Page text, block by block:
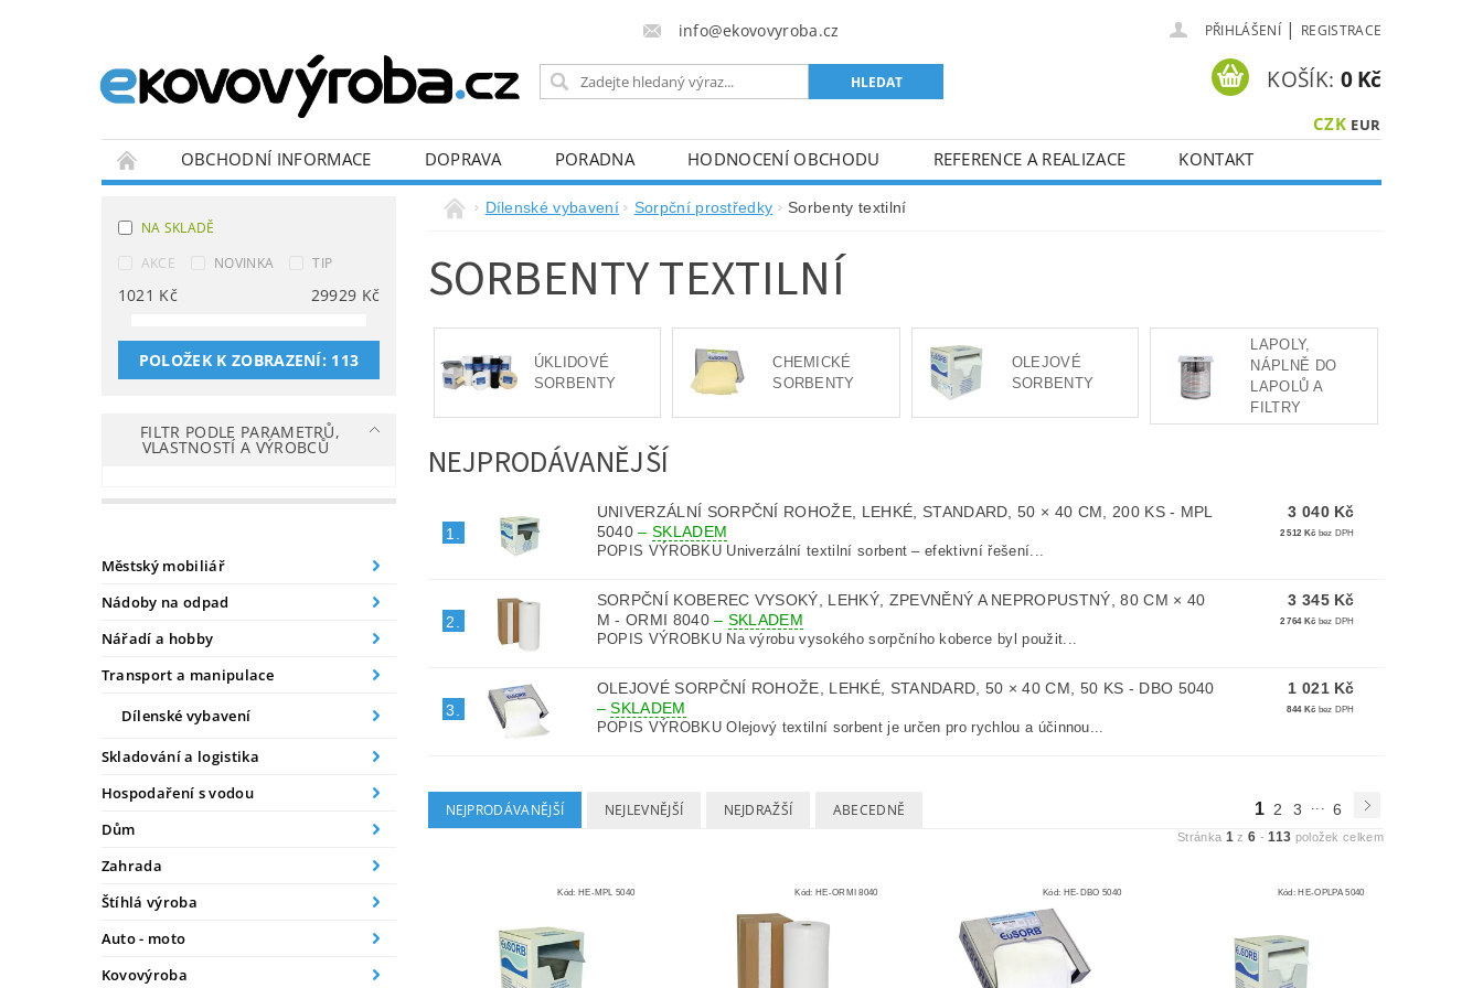
info@ekovovyroba.cz PŘIHLÁŠENÍ | REGISTRACE
CZK EUR
KOŠÍK: 0 Kč
OBCHODNÍ INFORMACE DOPRAVA PORADNA HODNOCENÍ OBCHODU REFERENCE A REALIZACE
KONTAKT
NA SKLADĚ
AKCE
NOVINKA TIP
1021 Kč 29929 Kč
POLOŽEK K ZOBRAZENÍ: 113
FILTR PODLE PARAMETRŮ,
VLASTNOSTÍ A VÝROBCŮ
Městský mobiliář
Nádoby na odpad
Nářadí a hobby
Transport a manipulace
Dílenské vybavení
Skladování a logistika
Hospodaření s vodou
Dům
Zahrada
Štíhlá výroba
Auto - moto
Kovovýroba
Dílenské vybavení Sorpční prostředky Sorbenty textilní
SORBENTY TEXTILNÍ
ÚKLIDOVÉ
SORBENTY
CHEMICKÉ
SORBENTY
OLEJOVÉ
SORBENTY
LAPOLY,
NÁPLNĚ DO
LAPOLŮ A
FILTRY
NEJPRODÁVANĚJŠÍ
1.
UNIVERZÁLNÍ SORPČNÍ ROHOŽE, LEHKÉ, STANDARD, 50 × 40 CM, 200 KS - MPL
5040– SKLADEM
POPIS VÝROBKU Univerzální textilní sorbent – efektivní řešení...
3 040 Kč
2 512 Kč bez DPH
2.
SORPČNÍ KOBEREC VYSOKÝ, LEHKÝ, ZPEVNĚNÝ A NEPROPUSTNÝ, 80 CM × 40
M - ORMI 8040– SKLADEM
POPIS VÝROBKU Na výrobu vysokého sorpčního koberce byl použit...
3 345 Kč
2 764 Kč bez DPH
3.
OLEJOVÉ SORPČNÍ ROHOŽE, LEHKÉ, STANDARD, 50 × 40 CM, 50 KS - DBO 5040
–SKLADEM
POPIS VÝROBKU Olejový textilní sorbent je určen pro rychlou a účinnou...
1 021 Kč
844 Kč bez DPH
NEJPRODÁVANĚJŠÍ NEJLEVNĚJŠÍ NEJDRAŽŠÍ ABECEDNĚ 1 2 3 ... 6
Stránka 1 z 6 -113 položek celkem
Kód: HE-MPL 5040 Kód: HE-ORMI 8040 Kód: HE-DBO 5040 Kód:HE-OPLPA 5040